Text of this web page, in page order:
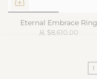
Eternal Embrace Ring
从 $8,610.00
1